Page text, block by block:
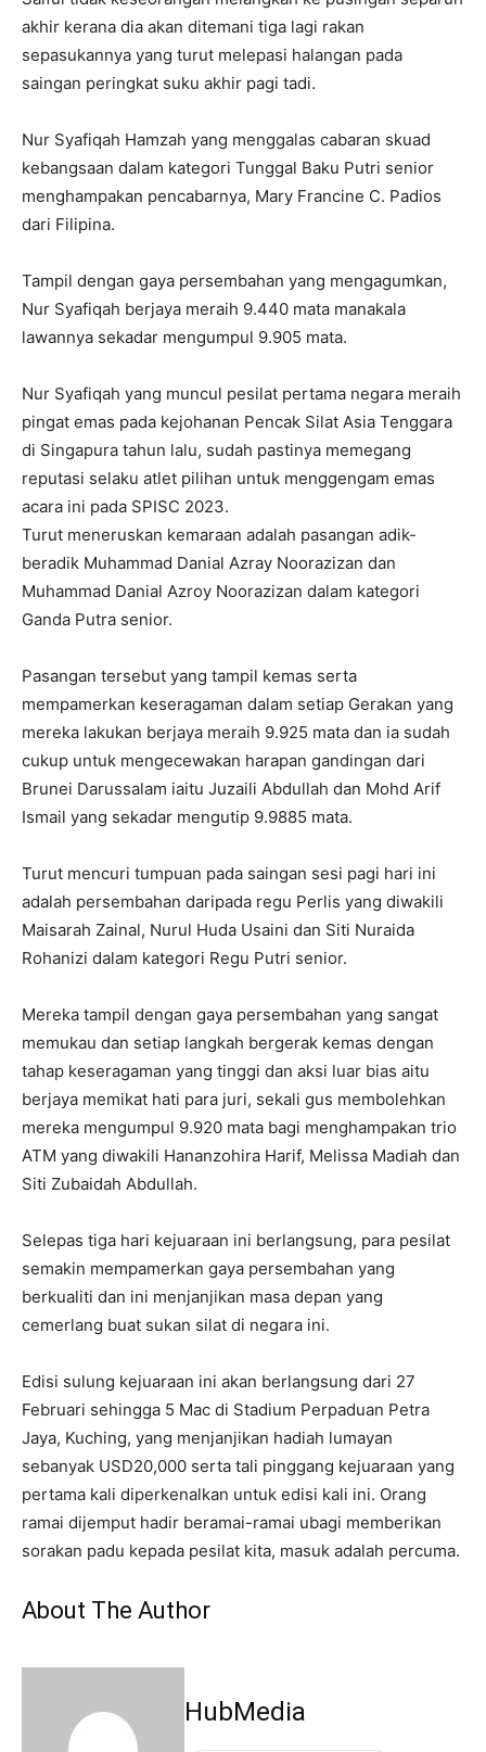
akhir kerana dia akan ditemani tiga lagi rakan
sepasukannya yang turut melepasi halangan pada
saingan peringkat suku akhir pagi tadi.
Nur Syafiqah Hamzah yang menggalas cabaran skuad
kebangsaan dalam kategori Tunggal Baku Putri senior
menghampakan pencabarnya, Mary Francine C. Padios
dari Filipina.
Tampil dengan gaya persembahan yang mengagumkan,
Nur Syafiqah berjaya meraih 9.440 mata manakala
lawannya sekadar mengumpul 9.905 mata.
Nur Syafiqah yang muncul pesilat pertama negara meraih
pingat emas pada kejohanan Pencak Silat Asia Tenggara
di Singapura tahun lalu, sudah pastinya memegang
reputasi selaku atlet pilihan untuk menggengam emas
acara ini pada SPISC 2023.
Turut meneruskan kemaraan adalah pasangan adik-
beradik Muhammad Danial Azray Noorazizan dan
Muhammad Danial Azroy Noorazizan dalam kategori
Ganda Putra senior.
Pasangan tersebut yang tampil kemas serta
mempamerkan keseragaman dalam setiap Gerakan yang
mereka lakukan berjaya meraih 9.925 mata dan ia sudah
cukup untuk mengecewakan harapan gandingan dari
Brunei Darussalam iaitu Juzaili Abdullah dan Mohd Arif
Ismail yang sekadar mengutip 9.9885 mata.
Turut mencuri tumpuan pada saingan sesi pagi hari ini
adalah persembahan daripada regu Perlis yang diwakili
Maisarah Zainal, Nurul Huda Usaini dan Siti Nuraida
Rohanizi dalam kategori Regu Putri senior.
Mereka tampil dengan gaya persembahan yang sangat
memukau dan setiap langkah bergerak kemas dengan
tahap keseragaman yang tinggi dan aksi luar bias aitu
berjaya memikat hati para juri, sekali gus membolehkan
mereka mengumpul 9.920 mata bagi menghampakan trio
ATM yang diwakili Hananzohira Harif, Melissa Madiah dan
Siti Zubaidah Abdullah.
Selepas tiga hari kejuaraan ini berlangsung, para pesilat
semakin mempamerkan gaya persembahan yang
berkualiti dan ini menjanjikan masa depan yang
cemerlang buat sukan silat di negara ini.
Edisi sulung kejuaraan ini akan berlangsung dari 27
Februari sehingga 5 Mac di Stadium Perpaduan Petra
Jaya, Kuching, yang menjanjikan hadiah lumayan
sebanyak USD20,000 serta tali pinggang kejuaraan yang
pertama kali diperkenalkan untuk edisi kali ini. Orang
ramai dijemput hadir beramai-ramai ubagi memberikan
sorakan padu kepada pesilat kita, masuk adalah percuma.
About The Author
HubMedia